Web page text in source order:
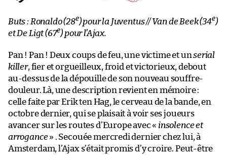
Buts : Ronaldo (28e) pour la Juventus // Van de Beek (34e)
et De Ligt (67e) pour l’Ajax.
Pan ! Pan ! Deux coups de feu, une victime et unserial
killer, fier et orgueilleux, froid et victorieux, debout
au-dessus de la dépouille de son nouveau souffre-
douleur. Là, une description revient en mémoire :
celle faite par Erik ten Hag, le cerveau de la bande, en
octobre dernier, qui se plaisait à voir ses joueurs
avancer sur les routes d’Europe avec « insolence et
arrogance» . Secouée mercredi dernier chez lui, à
Amsterdam, l’Ajax s’était promis d’y croire. Peut-être